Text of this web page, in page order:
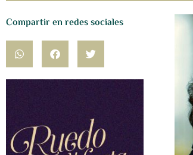
Compartir en redes sociales